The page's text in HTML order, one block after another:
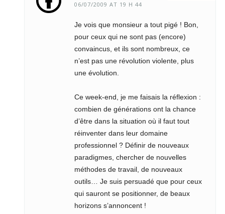
06/07/2009 AT 19 H 44
Je vois que monsieur a tout pigé ! Bon,
pour ceux qui ne sont pas (encore)
convaincus, et ils sont nombreux, ce
n’est pas une révolution violente, plus
une évolution.
Ce week-end, je me faisais la réflexion :
combien de générations ont la chance
d’être dans la situation où il faut tout
réinventer dans leur domaine
professionnel ? Définir de nouveaux
paradigmes, chercher de nouvelles
méthodes de travail, de nouveaux
outils… Je suis persuadé que pour ceux
qui sauront se positionner, de beaux
horizons s’annoncent !